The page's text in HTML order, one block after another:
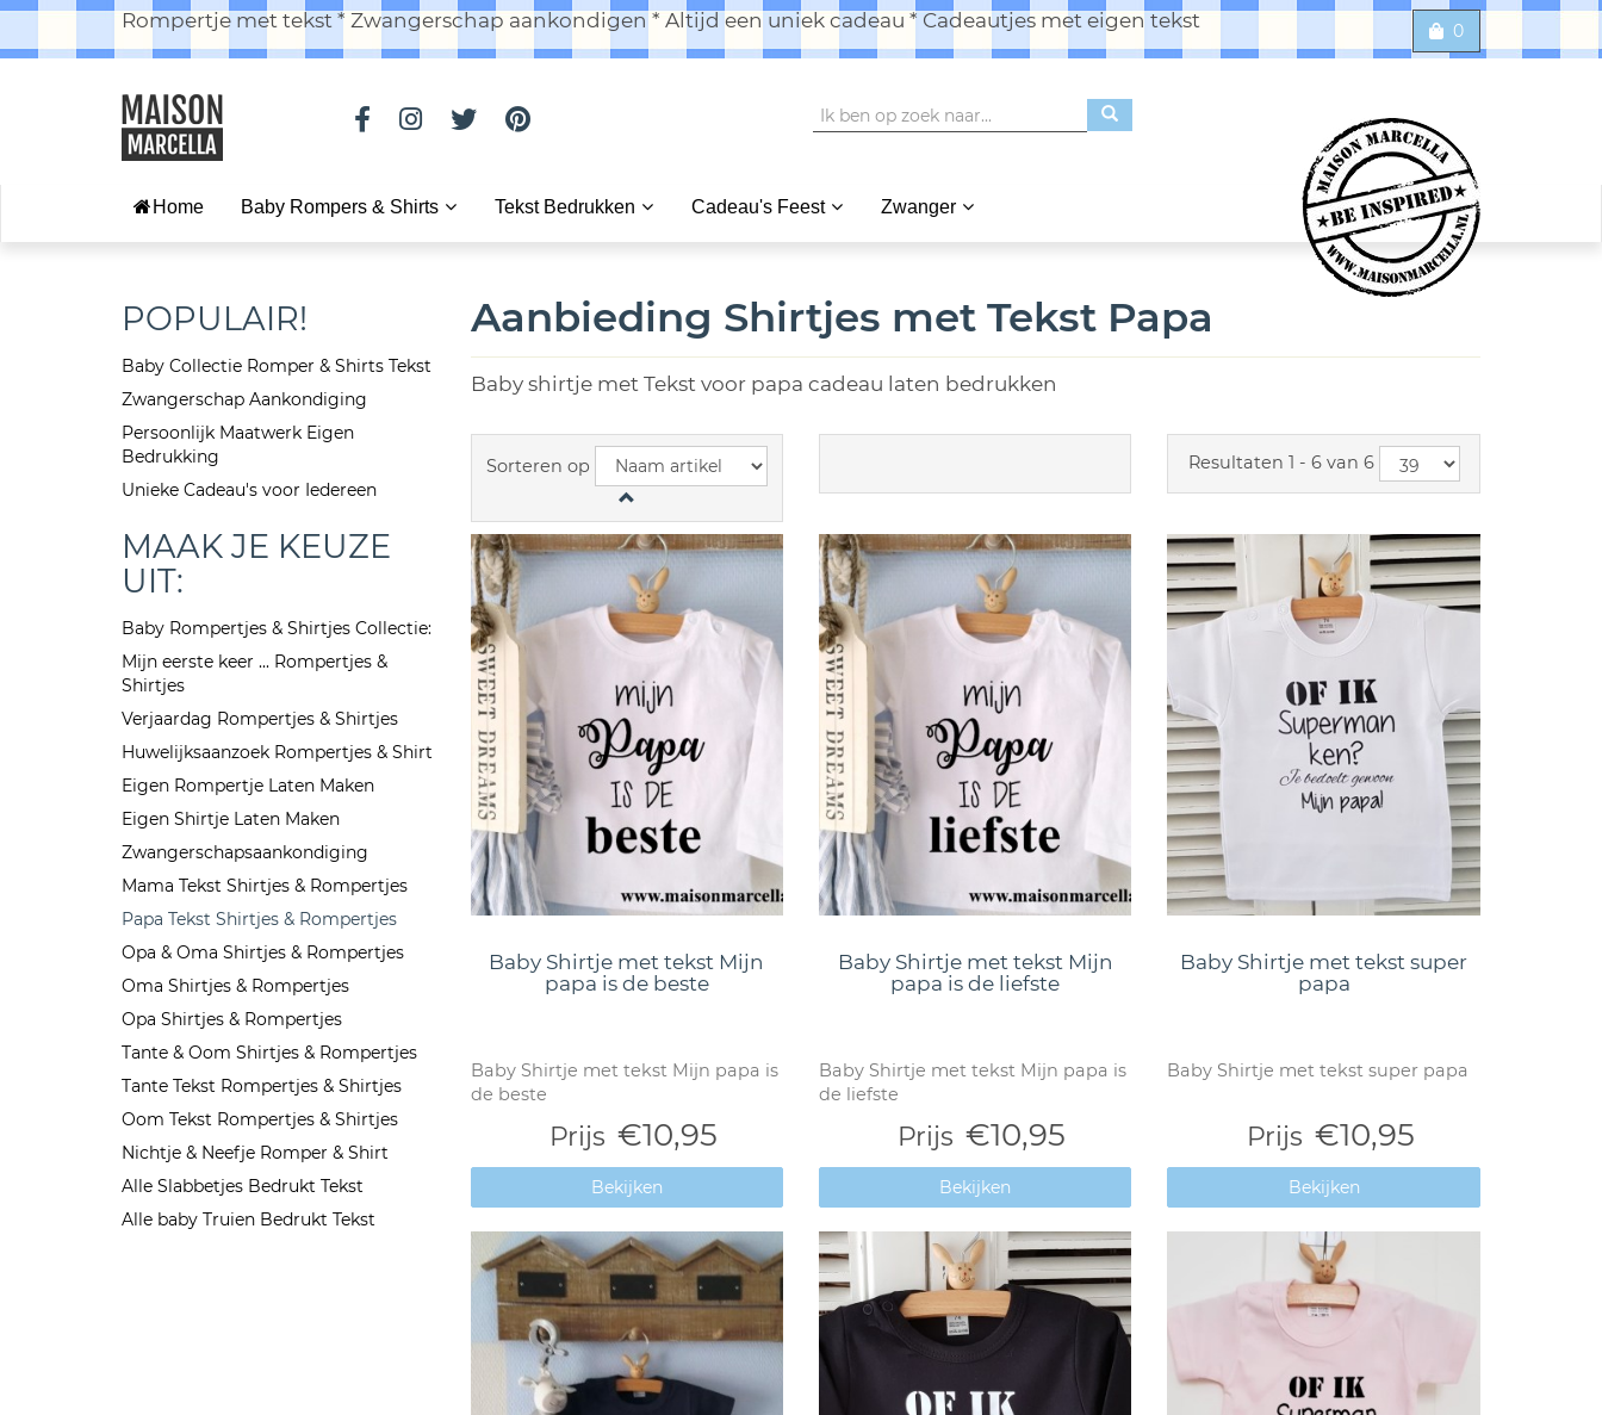
Rompertje met tekst * Zwangerschap aankondigen * Altijd een uniek cadeau * Cadeautjes met eigen tekst 0
Home Baby Rompers & Shirts Tekst Bedrukken Cadeau's Feest Zwanger
Aanbieding Shirtjes met Tekst Papa
Baby shirtje met Tekst voor papa cadeau laten bedrukken
Sorteren op Resultaten 1 - 6 van 6
Baby Shirtje met tekst Mijn
papa is de beste
Baby Shirtje met tekst Mijn papa is
de beste
Prijs €10,95
Bekijken
Baby Shirtje met tekst Mijn
papa is de liefste
Baby Shirtje met tekst Mijn papa is
de liefste
Prijs €10,95
Bekijken
Baby Shirtje met tekst super
papa
Baby Shirtje met tekst super papa
Prijs €10,95
Bekijken
POPULAIR!
Baby Collectie Romper & Shirts Tekst
Zwangerschap Aankondiging
Persoonlijk Maatwerk Eigen
Bedrukking
Unieke Cadeau's voor Iedereen
MAAK JE KEUZE
UIT:
Baby Rompertjes & Shirtjes Collectie:
Mijn eerste keer ... Rompertjes &
Shirtjes
Verjaardag Rompertjes & Shirtjes
Huwelijksaanzoek Rompertjes & Shirt
Eigen Rompertje Laten Maken
Eigen Shirtje Laten Maken
Zwangerschapsaankondiging
Mama Tekst Shirtjes & Rompertjes
Papa Tekst Shirtjes & Rompertjes
Opa & Oma Shirtjes & Rompertjes
Oma Shirtjes & Rompertjes
Opa Shirtjes & Rompertjes
Tante & Oom Shirtjes & Rompertjes
Tante Tekst Rompertjes & Shirtjes
Oom Tekst Rompertjes & Shirtjes
Nichtje & Neefje Romper & Shirt
Alle Slabbetjes Bedrukt Tekst
Alle baby Truien Bedrukt Tekst